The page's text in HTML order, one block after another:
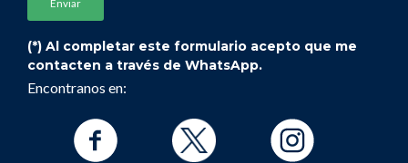
(*) Al completar este formulario acepto que me
contacten a través de WhatsApp.
Encontranos en: